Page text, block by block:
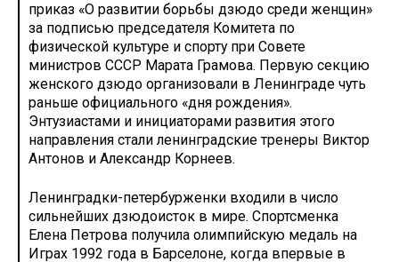
приказ «О развитии борьбы дзюдо среди женщин»
за подписью председателя Комитета по
физической культуре и спорту при Совете
министров СССР Марата Грамова. Первую секцию
женского дзюдо организовали в Ленинграде чуть
раньше официального «дня рождения».
Энтузиастами и инициаторами развития этого
направления стали ленинградские тренеры Виктор
Антонов и Александр Корнеев.
Ленинградки-петербурженки входили в число
сильнейших дзюдоисток в мире. Спортсменка
Елена Петрова получила олимпийскую медаль на
Играх 1992 года в Барселоне, когда впервые в